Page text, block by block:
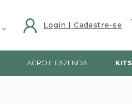
AGRO E FAZENDA